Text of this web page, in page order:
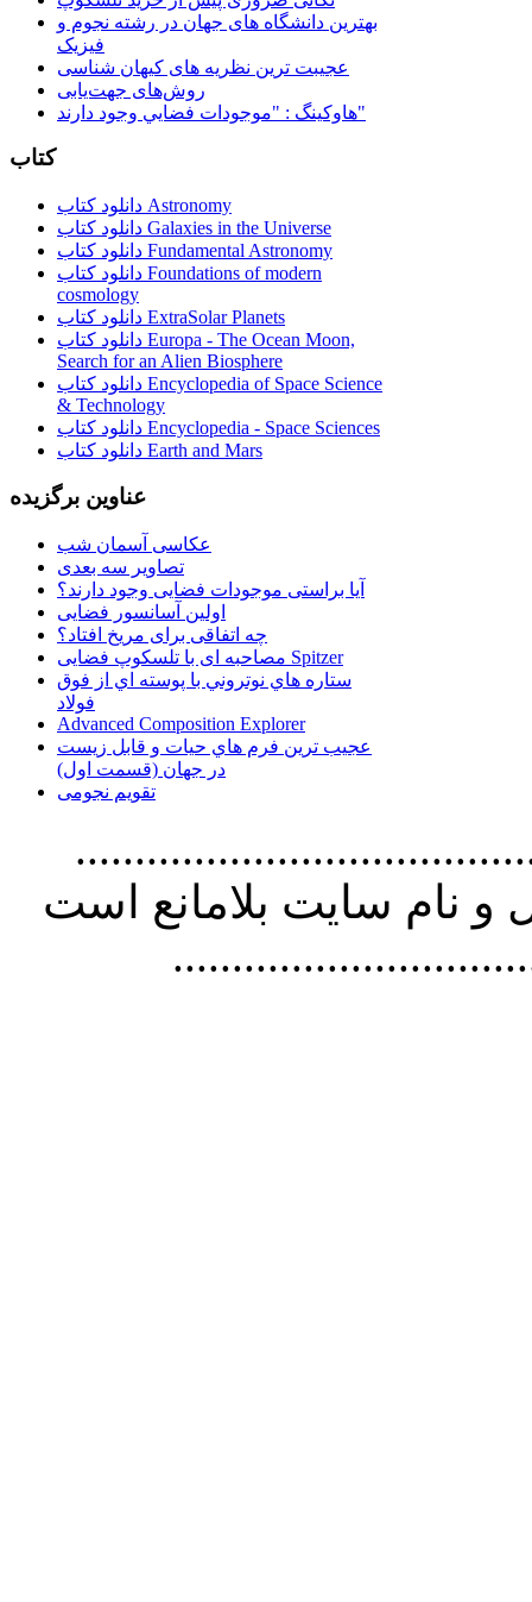
بهترین دانشگاه های جهان در رشته نجوم و
فیزیک
عجیبت ترین نظریه های کیهان شناسی
روش‌های جهت‌یابی
هاوكينگ : "موجودات فضايي وجود دارند"
کتاب
دانلود کتاب Astronomy
دانلود کتاب Galaxies in the Universe
دانلود کتاب Fundamental Astronomy
دانلود کتاب Foundations of modern
cosmology
دانلود کتاب ExtraSolar Planets
دانلود کتاب Europa - The Ocean Moon,
Search for an Alien Biosphere
دانلود کتاب Encyclopedia of Space Science
& Technology
دانلود کتاب Encyclopedia - Space Sciences
دانلود کتاب Earth and Mars
عناوین برگزیده
عکاسی آسمان شب
تصاویر سه بعدی
آیا براستی موجودات فضایی وجود دارند؟
اولین آسانسور فضایی
چه اتفاقی برای مریخ افتاد؟
مصاحبه ای با تلسکوپ فضایی Spitzer
ستاره هاي نوتروني با پوسته اي از فوق
فولاد
Advanced Composition Explorer
عجیب ترین فرم هاي حيات و قابل زيست
در جهان (قسمت اول)
تقویم نجومی
استفاده از
نام سايت بلامانع است